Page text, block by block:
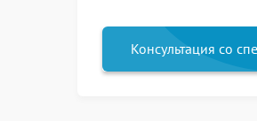
Консультация со